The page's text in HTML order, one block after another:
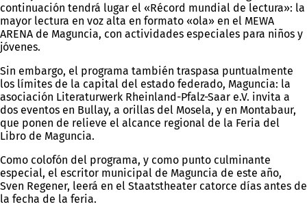
continuación tendrá lugar el «Récord mundial de lectura»: la
mayor lectura en voz alta en formato «ola» en el MEWA
ARENA de Maguncia, con actividades especiales para niños y
jóvenes.
Sin embargo, el programa también traspasa puntualmente
los límites de la capital del estado federado, Maguncia: la
asociación Literaturwerk Rheinland-Pfalz-Saar e.V. invita a
dos eventos en Bullay, a orillas del Mosela, y en Montabaur,
que ponen de relieve el alcance regional de la Feria del
Libro de Maguncia.
Como colofón del programa, y como punto culminante
especial, el escritor municipal de Maguncia de este año,
Sven Regener, leerá en el Staatstheater catorce días antes de
la fecha de la feria.